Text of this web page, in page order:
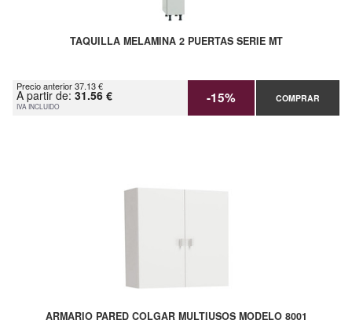
TAQUILLA MELAMINA 2 PUERTAS SERIE MT
Precio anterior 37.13 €
A partir de: 31.56 €
IVA INCLUIDO -15% COMPRAR
ARMARIO PARED COLGAR MULTIUSOS MODELO 8001